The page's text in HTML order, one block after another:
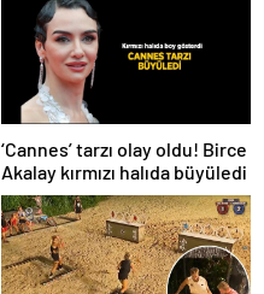
‘Cannes’ tarzı olay oldu! Birce
Akalay kırmızı halıda büyüledi